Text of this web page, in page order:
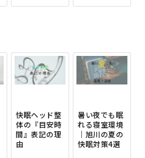
快眠ヘッド整
体の『目安時
間』表記の理
由
暑い夜でも眠
れる寝室環境
｜旭川の夏の
快眠対策4選